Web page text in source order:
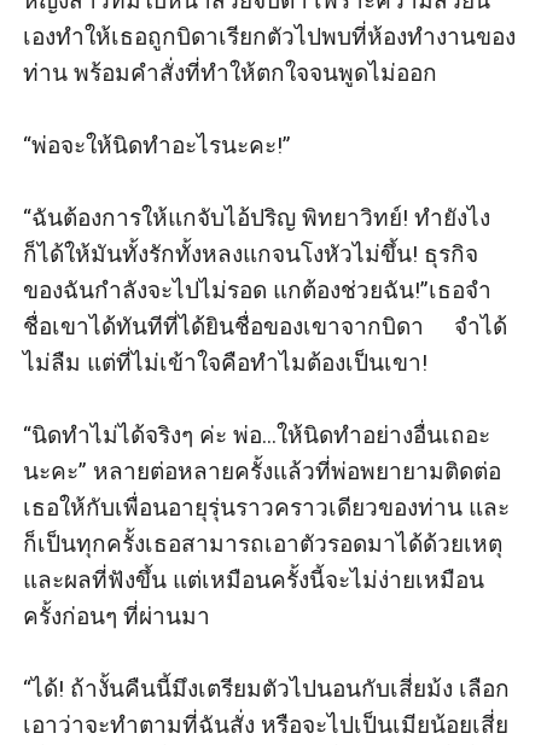
เองทำให้เธอถูกบิดาเรียกตัวไปพบที่ห้องทำงานของ
ท่าน พร้อมคำสั่งที่ทำให้ตกใจจนพูดไม่ออก
“พ่อจะให้นิดทำอะไรนะคะ!”
“ฉันต้องการให้แกจับไอ้ปริญ พิทยาวิทย์! ทำยังไง
ก็ได้ให้มันทั้งรักทั้งหลงแกจนโงหัวไม่ขึ้น! ธุรกิจ
ของฉันกำลังจะไปไม่รอด แกต้องช่วยฉัน!”เธอจำ
ชื่อเขาได้ทันทีที่ได้ยินชื่อของเขาจากบิดา     จำได้
ไม่ลืม แต่ที่ไม่เข้าใจคือทำไมต้องเป็นเขา!
“นิดทำไม่ได้จริงๆ ค่ะ พ่อ...ให้นิดทำอย่างอื่นเถอะ
นะคะ” หลายต่อหลายครั้งแล้วที่พ่อพยายามติดต่อ
เธอให้กับเพื่อนอายุรุ่นราวคราวเดียวของท่าน และ
ก็เป็นทุกครั้งเธอสามารถเอาตัวรอดมาได้ด้วยเหตุ
และผลที่ฟังขึ้น แต่เหมือนครั้งนี้จะไม่ง่ายเหมือน
ครั้งก่อนๆ ที่ผ่านมา
“ได้! ถ้างั้นคืนนี้มึงเตรียมตัวไปนอนกับเสี่ยม้ง เลือก
เอาว่าจะทำตามที่ฉันสั่ง หรือจะไปเป็นเมียน้อยเสี่ย